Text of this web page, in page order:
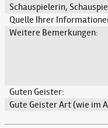
Schauspielerin,
Quelle Ihrer
Weitere Bemerkungen:
Guten Geister:
Gute Geister Art (wie im